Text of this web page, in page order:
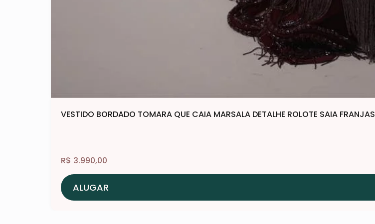
VESTIDO BORDADO TOMARA QUE CAIA MARSALA DETALHE ROLOTE SAIA FRANJAS
R$ 3.990,00
ALUGAR